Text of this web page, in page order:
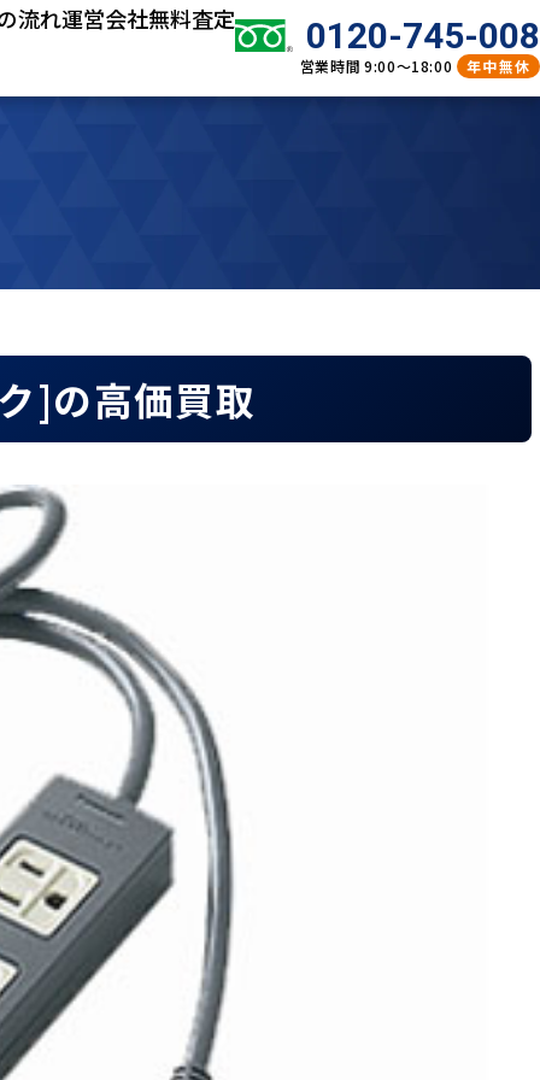
流れ運営会社無料査定 0120-745-008
営業時間 9:00～18:00 年中無休
]の高価買取